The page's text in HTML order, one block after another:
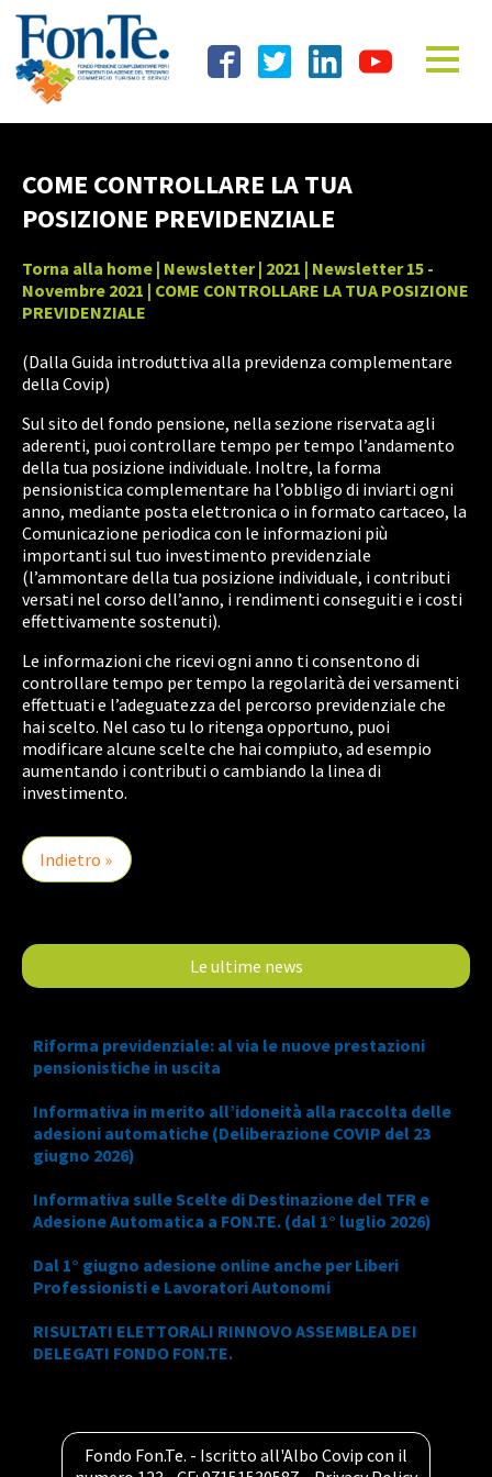
Le ultime news
Riforma previdenziale: al via le nuove prestazioni
pensionistiche in uscita
Informativa in merito all’idoneità alla raccolta delle
adesioni automatiche (Deliberazione COVIP del 23
giugno 2026)
Informativa sulle Scelte di Destinazione del TFR e
Adesione Automatica a FON.TE. (dal 1° luglio 2026)
Dal 1° giugno adesione online anche per Liberi
Professionisti e Lavoratori Autonomi
RISULTATI ELETTORALI RINNOVO ASSEMBLEA DEI
DELEGATI FONDO FON.TE.
COME CONTROLLARE LA TUA
POSIZIONE PREVIDENZIALE
Torna alla home | Newsletter| 2021 | Newsletter 15 -
Novembre 2021 | COME CONTROLLARE LA TUA POSIZIONE
PREVIDENZIALE
(Dalla Guida introduttiva alla previdenza complementare
della Covip)
Sul sito del fondo pensione, nella sezione riservata agli
aderenti, puoi controllare tempo per tempo l’andamento
della tua posizione individuale. Inoltre, la forma
pensionistica complementare ha l’obbligo di inviarti ogni
anno, mediante posta elettronica o in formato cartaceo, la
Comunicazione periodica con le informazioni più
importanti sul tuo investimento previdenziale
(l’ammontare della tua posizione individuale, i contributi
versati nel corso dell’anno, i rendimenti conseguiti e i costi
effettivamente sostenuti).
Le informazioni che ricevi ogni anno ti consentono di
controllare tempo per tempo la regolarità dei versamenti
effettuati e l’adeguatezza del percorso previdenziale che
hai scelto. Nel caso tu lo ritenga opportuno, puoi
modificare alcune scelte che hai compiuto, ad esempio
aumentando i contributi o cambiando la linea di
investimento.
Indietro »
Fondo Fon.Te. - Iscritto all'Albo Covip con il